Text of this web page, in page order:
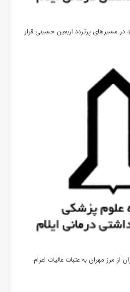
در مسیرهای پرتردد اربعین حسینی قرار
مرز مهران به عتبات عالیات اعزام